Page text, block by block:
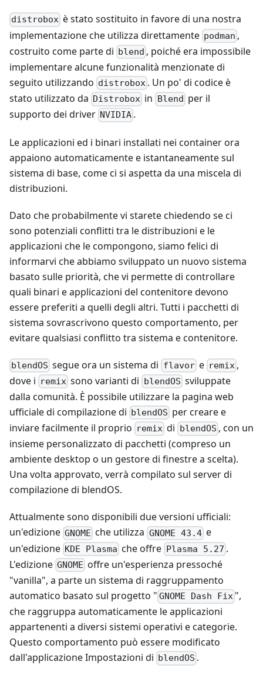
distrobox è stato sostituito in favore di una nostra
implementazione che utilizza direttamente podman ,
costruito come parte di blend , poiché era impossibile
implementare alcune funzionalità menzionate di
seguito utilizzando distrobox . Un po' di codice è
stato utilizzato da Distrobox in Blend per il
supporto dei driver NVIDIA .
Le applicazioni ed i binari installati nei container ora
appaiono automaticamente e istantaneamente sul
sistema di base, come ci si aspetta da una miscela di
distribuzioni.
Dato che probabilmente vi starete chiedendo se ci
sono potenziali conflitti tra le distribuzioni e le
applicazioni che le compongono, siamo felici di
informarvi che abbiamo sviluppato un nuovo sistema
basato sulle priorità, che vi permette di controllare
quali binari e applicazioni del contenitore devono
essere preferiti a quelli degli altri. Tutti i pacchetti di
sistema sovrascrivono questo comportamento, per
evitare qualsiasi conflitto tra sistema e contenitore.
blendOS segue ora un sistema di flavore remix ,
dove i remix sono varianti di blendOS sviluppate
dalla comunità. È possibile utilizzare la pagina web
ufficiale di compilazione di blendOS per creare e
inviare facilmente il proprio remix di blendOS , con un
insieme personalizzato di pacchetti (compreso un
ambiente desktop o un gestore di finestre a scelta).
Una volta approvato, verrà compilato sul server di
compilazione di blendOS.
Attualmente sono disponibili due versioni ufficiali:
un'edizione GNOME che utilizza GNOME 43.4e
un'edizione KDE Plasma che offre Plasma 5.27 .
L'edizione GNOME offre un'esperienza pressoché
"vanilla", a parte un sistema di raggruppamento
automatico basato sul progetto " GNOME Dash Fix ",
che raggruppa automaticamente le applicazioni
appartenenti a diversi sistemi operativi e categorie.
Questo comportamento può essere modificato
dall'applicazione Impostazioni di blendOS .